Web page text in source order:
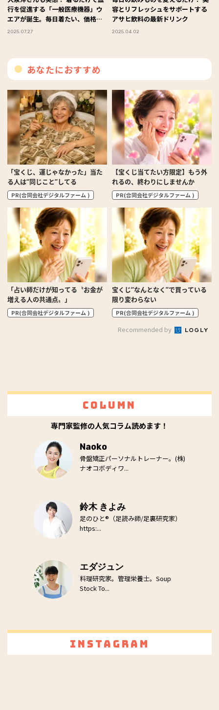
行を促進する「一般医療機器」ウ
エアが誕生。毎日着たい、価格も
デザインも“ちょうどいい”
2025.07.27
容とリフレッシュをサポートする
アサヒ飲料の最新ドリンク
2025.04.02
あなたにおすすめ
「宝くじ、運じゃなかった」当た
る人は“同じこと”してる
PR(合同会社デジタルファーム )
【宝くじ当てたい方限定】もう外
れるの、終わりにしませんか
PR(合同会社デジタルファーム )
「占い師だけが知ってる〝お金が
増える人の共通点〟」
PR(合同会社デジタルファーム )
宝くじ“なんとなく”で買っている
限り変わらない
PR(合同会社デジタルファーム )
Recommended by
Column
専門家監修の人気コラム読めます！
Naoko
骨盤矯正パーソナルトレーナー。(株)
ナオコボディワ...
鈴木 きよみ
足のひと®（足読み師/足裏研究家）
https:...
エダジュン
料理研究家。管理栄養士。Soup
Stock To...
Instagram